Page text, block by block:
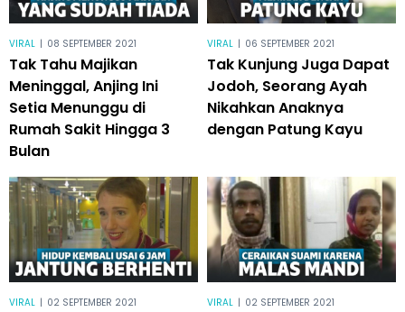
VIRAL | 08 SEPTEMBER 2021
Tak Tahu Majikan
Meninggal, Anjing Ini
Setia Menunggu di
Rumah Sakit Hingga 3
Bulan
VIRAL | 06 SEPTEMBER 2021
Tak Kunjung Juga Dapat
Jodoh, Seorang Ayah
Nikahkan Anaknya
dengan Patung Kayu
VIRAL | 02 SEPTEMBER 2021 VIRAL | 02 SEPTEMBER 2021